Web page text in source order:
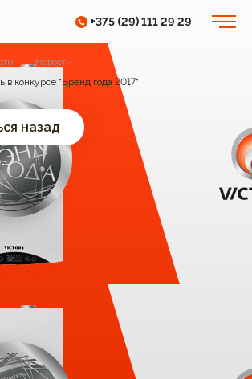
+375 (29) 111 29 29
// Новости
в конкурсе "Бренд года 2017"
назад